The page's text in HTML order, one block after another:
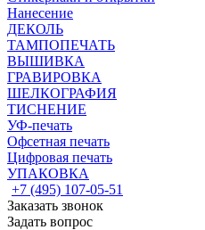
Нанесение
ДЕКОЛЬ
ТАМПОПЕЧАТЬ
ВЫШИВКА
ГРАВИРОВКА
ШЕЛКОГРАФИЯ
ТИСНЕНИЕ
УФ-печать
Офсетная печать
Цифровая печать
УПАКОВКА
+7 (495) 107-05-51
Заказать звонок
Задать вопрос